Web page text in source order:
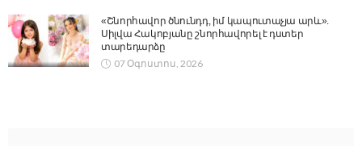
«Շնորհավոր ծնունդդ, իմ կապուտաչյա արև».
Սիլվա Հակոբյանը շնորհավորել է դստեր
տարեդարձը
07 Օգոստոս, 2026